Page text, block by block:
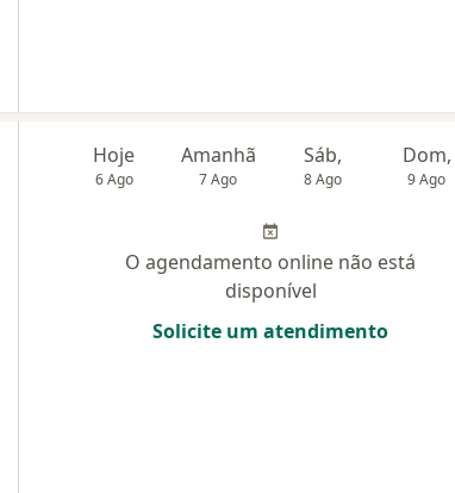
Hoje
6 Ago
Amanhã
7 Ago
Sáb,
8 Ago
Dom,
9 Ago
O agendamento online não está
disponível
Solicite um atendimento